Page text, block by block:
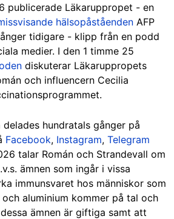
publicerade Läkaruppropet - en
hälsopåståenden AFP
tidigare - klipp från en podd
medier. I den 1 timme 25
diskuterar Läkaruppropets
och influencern Cecilia
hundratals gånger på
Facebook, Instagram, Telegram
talar Román och Strandevall om
ämnen som ingår i vissa
immunsvaret hos människor som
aluminium kommer på tal och
ämnen är giftiga samt att